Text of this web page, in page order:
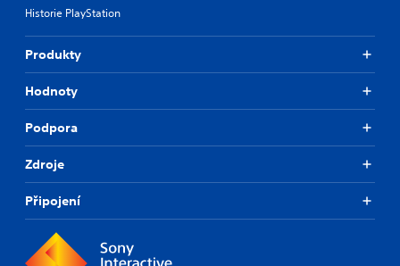
Historie PlayStation
Produkty
Hodnoty
Podpora
Zdroje
Připojení